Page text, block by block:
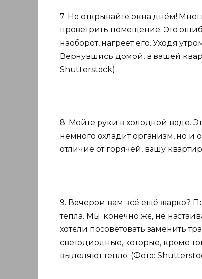
7. Не открывайте окна днём!
проветрить помещение. Это
наоборот, нагреет его. Уходя
Вернувшись домой, в вашей
Shutterstock).
8. Мойте руки в холодной воде.
немного охладит организм, но и
отличие от горячей, вашу
9. Вечером вам всё ещё жарко?
тепла. Мы, конечно же, не
хотели посоветовать заменить
светодиодные, которые, кроме
выделяют тепло. (Фото: